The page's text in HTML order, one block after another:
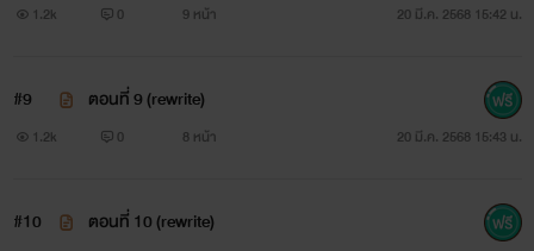
1.2k 0 9 หน้า 20 มี.ค. 2568 15:42 น.
#9 ตอนที่ 9 (rewrite)
1.2k 0 8 หน้า 20 มี.ค. 2568 15:43 น.
#10 ตอนที่ 10 (rewrite)